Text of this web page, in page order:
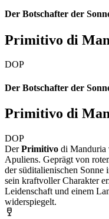
Der Botschafter der
Primitivo di
DOP
Der Botschafter der
Primitivo di
DOP
DerPrimitivo di Manduria
Apuliens. Geprägt von
der süditalienischen Sonne
sein kraftvoller Charakter
Leidenschaft und einem
widerspiegelt.